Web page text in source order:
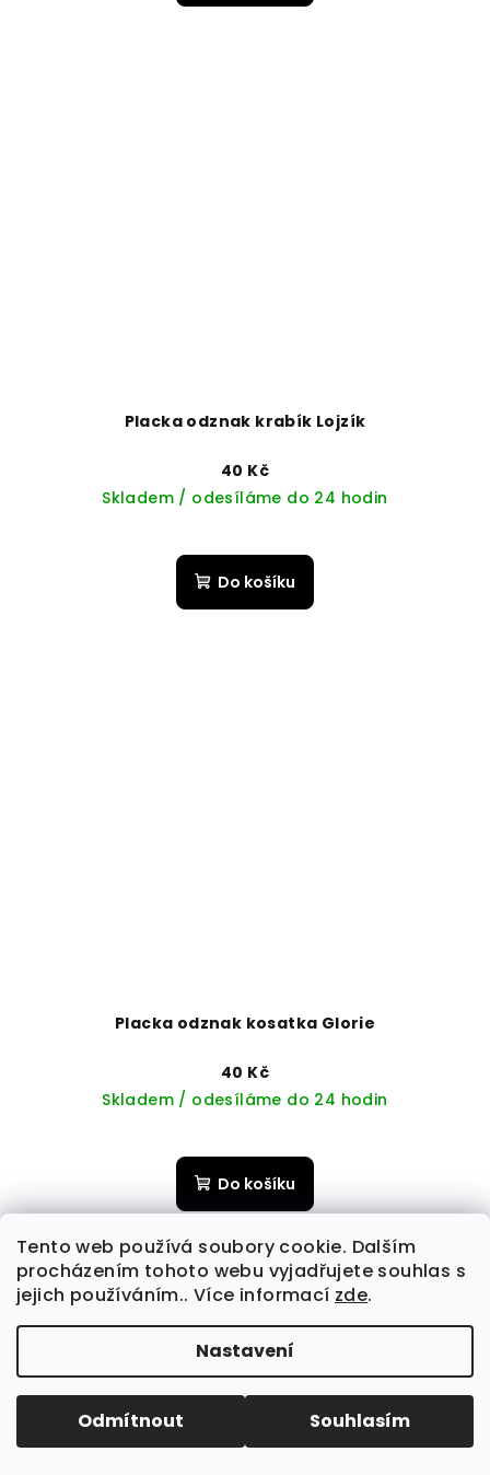
Tento web používá soubory cookie. Dalším
procházením tohoto webu vyjadřujete souhlas s
jejich používáním.. Více informací zde.
Nastavení
Odmítnout Souhlasím
Placka odznak krabík Lojzík
40 Kč
Skladem / odesíláme do 24 hodin
Do košíku
Placka odznak kosatka Glorie
40 Kč
Skladem / odesíláme do 24 hodin
Do košíku